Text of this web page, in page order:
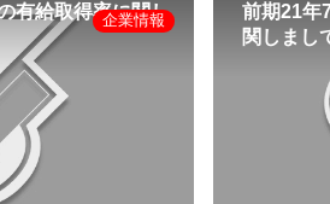
有給取得率に関し
企業情報
前期21年
関しまし